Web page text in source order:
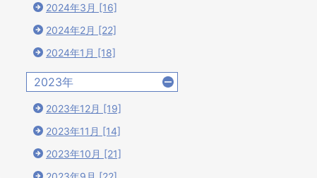
2024年3月 [16]
2024年2月 [22]
2024年1月 [18]
2023年
2023年12月 [19]
2023年11月 [14]
2023年10月 [21]